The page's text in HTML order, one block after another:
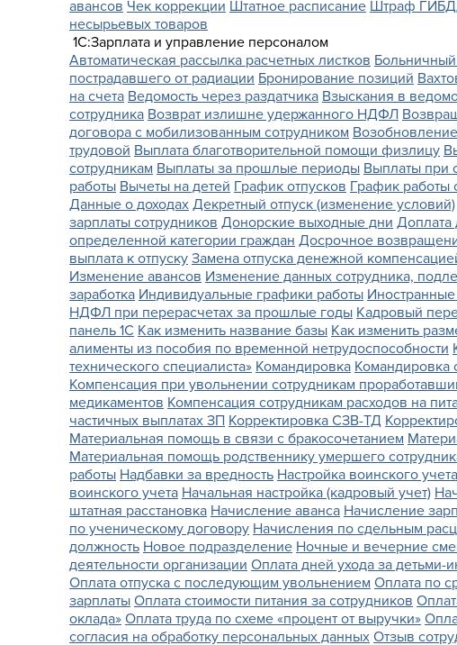
авансов Чек коррекции Штатное расписание Штраф
несырьевых товаров
1С:Зарплата и управление персоналом
Автоматическая рассылка расчетных листков Больничный
пострадавшего от радиации Бронирование позиций
на счета Ведомость через раздатчика Взыскания в
сотрудника Возврат излишне удержанного НДФЛ
договора с мобилизованным сотрудником
трудовой Выплата благотворительной помощи физлицу
сотрудникам Выплаты за прошлые периоды Выплаты при
работы Вычеты на детей График отпусков График работы
Данные о доходах Декретный отпуск (изменение условий)
зарплаты сотрудников Донорские выходные дни Доплата
определенной категории граждан Досрочное
выплата к отпуску Замена отпуска денежной
Изменение авансов Изменение данных сотрудника,
заработка Индивидуальные графики работы
НДФЛ при перерасчетах за прошлые годы Кадровый
панель 1С Как изменить название базы Как изменить
алименты из пособия по временной нетрудоспособности
технического специалиста» Командировка Командировка
Компенсация при увольнении сотрудникам
медикаментов Компенсация сотрудникам расходов на
частичных выплатах ЗП Корректировка СЗВ-ТД
Материальная помощь в связи с бракосочетанием
Материальная помощь родственнику умершего
работы Надбавки за вредность Настройка воинского учета
воинского учета Начальная настройка (кадровый учет)
штатная расстановка Начисление аванса Начисление
по ученическому договору Начисления по сдельным
должность Новое подразделение Ночные и вечерние
деятельности организации Оплата дней ухода за детьми-
Оплата отпуска с последующим увольнением Оплата по
зарплаты Оплата стоимости питания за сотрудников
оклада» Оплата труда по схеме «процент от выручки»
согласия на обработку персональных данных Отзыв